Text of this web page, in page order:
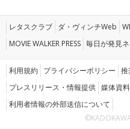
レタスクラブ ダ・ヴィンチWeb
MOVIE WALKER PRESS 毎日が発見ネ
利用規約 プライバシーポリシー 推
プレスリリース・情報提供 媒体資料
利用者情報の外部送信について